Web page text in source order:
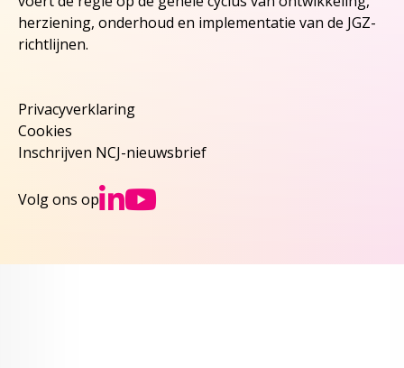
herziening, onderhoud en implementatie van de JGZ-
richtlijnen.
Privacyverklaring
Cookies
Inschrijven NCJ-nieuwsbrief
Volg ons op Ga naar NCJs